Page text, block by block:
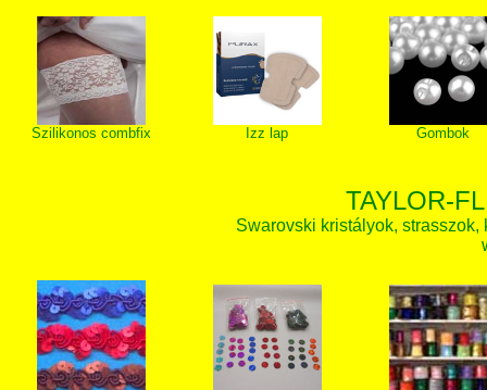
Szilikonos combfix Izz lap Gombok
TAYLOR-
Swarovski kristályok,